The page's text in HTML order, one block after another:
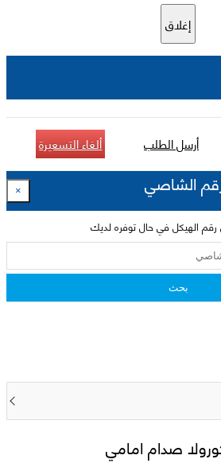
إغلاق
أرسل الطلب ألغاء التسعيرة
الشاصي ×
رقم الهيكل في حال توفره لديك
بحث